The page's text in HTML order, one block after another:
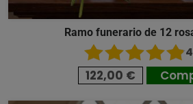
Ramo funerario de 12
122,00 €